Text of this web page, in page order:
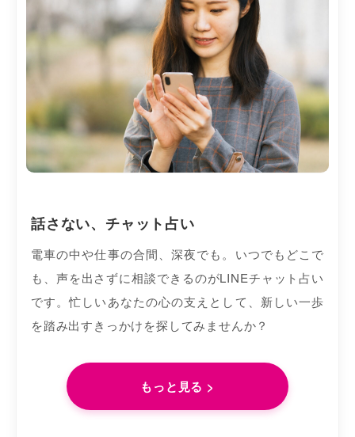
話さない、チャット占い
電車の中や仕事の合間、深夜でも。いつでもどこで
も、声を出さずに相談できるのがLINEチャット占い
です。忙しいあなたの心の支えとして、新しい一歩
を踏み出すきっかけを探してみませんか？
もっと見る >